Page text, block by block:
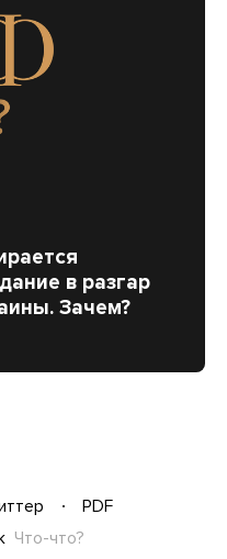
в разгар
Зачем?
PDF
Что-что?